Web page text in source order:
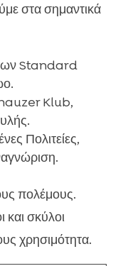
στα σημαντικά
Standard
Klub,
Πολιτείες,
πολέμους.
σκύλοι
χρησιμότητα.